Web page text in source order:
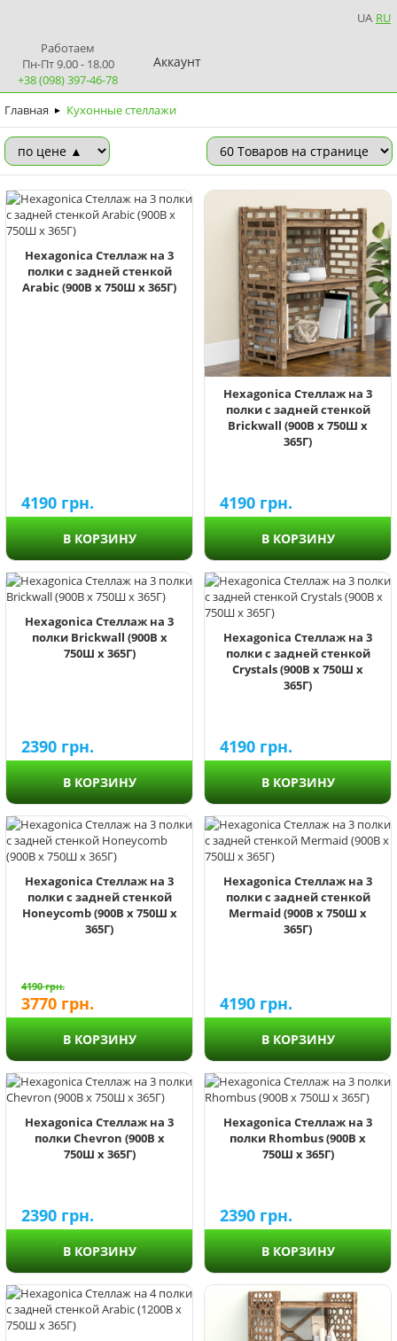
UA RU
Работаем
Пн-Пт 9.00 - 18.00
+38 (098) 397-46-78
Аккаунт
Главная ► Кухонные стеллажи
Hexagonica Стеллаж на 3
полки с задней стенкой
Arabic (900В х 750Ш х 365Г)
4190 грн.
В КОРЗИНУ
Hexagonica Стеллаж на 3
полки с задней стенкой
Brickwall (900В х 750Ш х
365Г)
4190 грн.
В КОРЗИНУ
Hexagonica Стеллаж на 3
полки Brickwall (900В х
750Ш х 365Г)
2390 грн.
В КОРЗИНУ
Hexagonica Стеллаж на 3
полки с задней стенкой
Crystals (900В х 750Ш х
365Г)
4190 грн.
В КОРЗИНУ
Hexagonica Стеллаж на 3
полки с задней стенкой
Honeycomb (900В х 750Ш х
365Г)
4190грн.
3770 грн.
В КОРЗИНУ
Hexagonica Стеллаж на 3
полки с задней стенкой
Mermaid (900В х 750Ш х
365Г)
4190 грн.
В КОРЗИНУ
Hexagonica Стеллаж на 3
полки Chevron (900В х
750Ш х 365Г)
2390 грн.
В КОРЗИНУ
Hexagonica Стеллаж на 3
полки Rhombus (900В х
750Ш х 365Г)
2390 грн.
В КОРЗИНУ